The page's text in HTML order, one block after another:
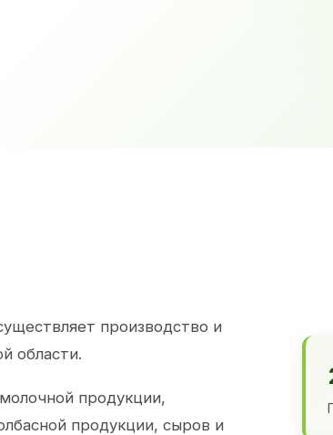
производство и
области.
продукции,
продукции, сыров и